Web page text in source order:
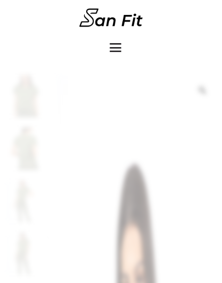
COMO COMPRAR